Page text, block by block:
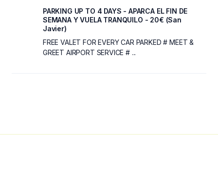
PARKING UP TO 4 DAYS - APARCA EL FIN DE
SEMANA Y VUELA TRANQUILO - 20€ (San
Javier)
FREE VALET FOR EVERY CAR PARKED # MEET &
GREET AIRPORT SERVICE # ...